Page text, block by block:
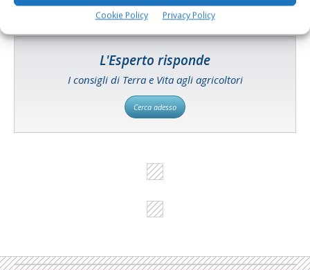
Cookie Policy Privacy Policy
L'Esperto risponde
I consigli di Terra e Vita agli agricoltori
Cerca adesso